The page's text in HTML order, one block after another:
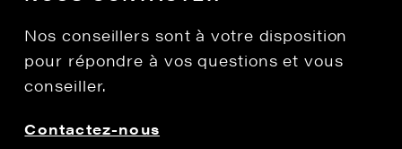
Nos conseillers sont à votre disposition
pour répondre à vos questions et vous
conseiller.
Contactez-nous